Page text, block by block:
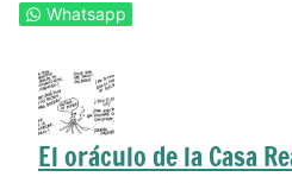
Whatsapp
El oráculo de la Casa